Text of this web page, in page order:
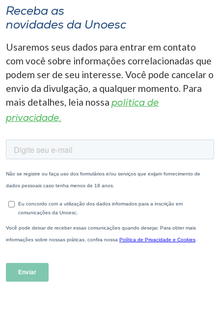
Selecione
o idioma
Receba as
novidades da Unoesc
Usaremos seus dados para entrar em contato
com você sobre informações correlacionadas que
podem ser de seu interesse. Você pode cancelar o
envio da divulgação, a qualquer momento. Para
mais detalhes, leia nossa política de
privacidade.